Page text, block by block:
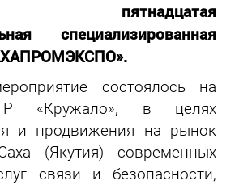
пятнадцатая
специализированная
состоялось на
«Кружало», в целях
и продвижения на рынок
(Якутия) современных
связи и безопасности,